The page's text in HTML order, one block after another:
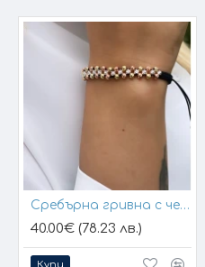
Сребърна гривна с черен конец и позлатени топчета
40.00€ (78.23 лв.)
Купи